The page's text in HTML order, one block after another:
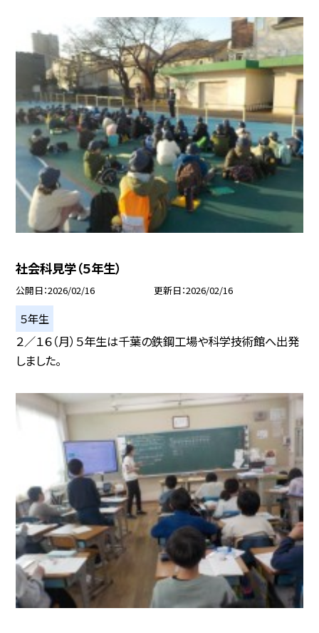
社会科見学（５年生）
公開日 2026/02/16 更新日 2026/02/16
５年生
２／１６（月）５年生は千葉の鉄鋼工場や科学技術館へ出発
しました。